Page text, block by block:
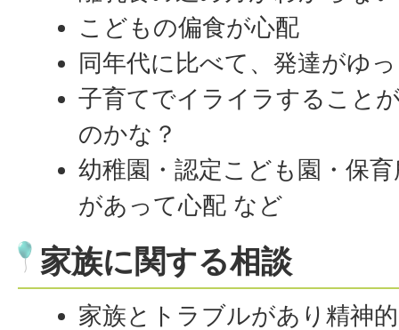
こどもの偏食が心配
同年代に比べて、発達がゆ
子育てでイライラすること
のかな？
幼稚園・認定こども園・保
があって心配 など
家族に関する相談
家族とトラブルがあり精神